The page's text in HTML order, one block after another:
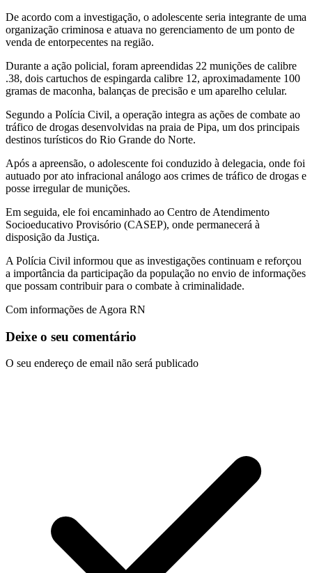
De acordo com a investigação, o adolescente seria integrante de uma
organização criminosa e atuava no gerenciamento de um ponto de
venda de entorpecentes na região.
Durante a ação policial, foram apreendidas 22 munições de calibre
.38, dois cartuchos de espingarda calibre 12, aproximadamente 100
gramas de maconha, balanças de precisão e um aparelho celular.
Segundo a Polícia Civil, a operação integra as ações de combate ao
tráfico de drogas desenvolvidas na praia de Pipa, um dos principais
destinos turísticos do Rio Grande do Norte.
Após a apreensão, o adolescente foi conduzido à delegacia, onde foi
autuado por ato infracional análogo aos crimes de tráfico de drogas e
posse irregular de munições.
Em seguida, ele foi encaminhado ao Centro de Atendimento
Socioeducativo Provisório (CASEP), onde permanecerá à
disposição da Justiça.
A Polícia Civil informou que as investigações continuam e reforçou
a importância da participação da população no envio de informações
que possam contribuir para o combate à criminalidade.
Com informações de Agora RN
Deixe o seu comentário
O seu endereço de email não será publicado